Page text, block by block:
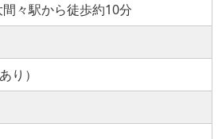
々駅から徒歩約10分
り）